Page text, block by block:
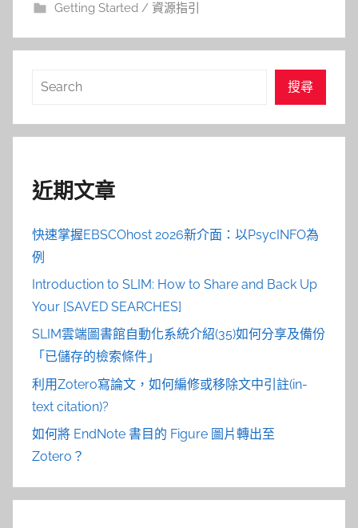
Getting Started / 資源指引
搜
搜尋
近期文章
快速掌握EBSCOhost 2026新介面：以PsycINFO為
例
Introduction to SLIM: How to Share and Back Up
Your [SAVED SEARCHES]
SLIM雲端圖書館自動化系統介紹(35)如何分享及備份
「已儲存的檢索條件」
利用Zotero寫論文，如何編修或移除文中引註(in-
text citation)?
如何將 EndNote 書目的 Figure 圖片轉出至
Zotero？